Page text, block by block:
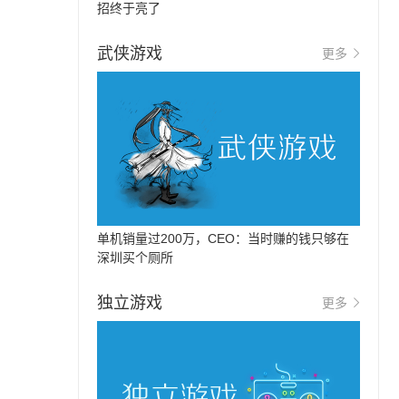
招终于亮了
武侠游戏 更多
单机销量过200万，CEO：当时赚的钱只够在
深圳买个厕所
独立游戏 更多